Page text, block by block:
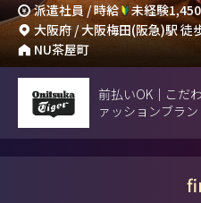
派遣社員 / 時給 未経験
大阪府 / 大阪梅田(阪急)駅 徒
NU茶屋町
前払いOK｜こだ
ァッションブラン